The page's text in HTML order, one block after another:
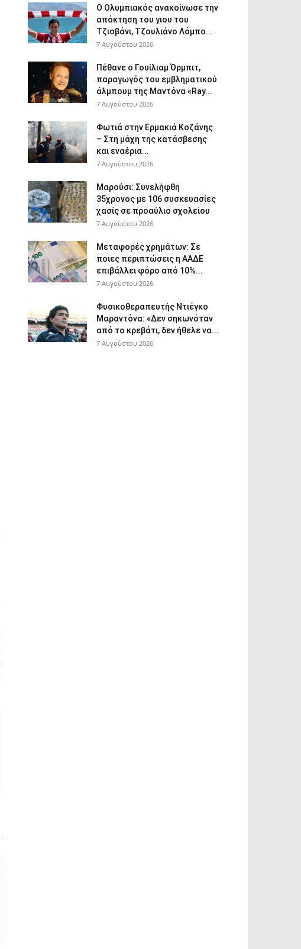
Ο Ολυμπιακός ανακοίνωσε την
απόκτηση του γιου του
Τζιοβάνι, Τζουλιάνο Λόμπο...
7 Αυγούστου 2026
Πέθανε ο Γουίλιαμ Όρμπιτ,
παραγωγός του εμβληματικού
άλμπουμ της Μαντόνα «Ray...
7 Αυγούστου 2026
Φωτιά στην Ερμακιά Κοζάνης
– Στη μάχη της κατάσβεσης
και εναέρια...
7 Αυγούστου 2026
Μαρούσι: Συνελήφθη
35χρονος με 106 συσκευασίες
χασίς σε προαύλιο σχολείου
7 Αυγούστου 2026
Μεταφορές χρημάτων: Σε
ποιες περιπτώσεις η ΑΑΔΕ
επιβάλλει φόρο από 10%...
7 Αυγούστου 2026
Φυσικοθεραπευτής Ντιέγκο
Μαραντόνα: «Δεν σηκωνόταν
από το κρεβάτι, δεν ήθελε να...
7 Αυγούστου 2026